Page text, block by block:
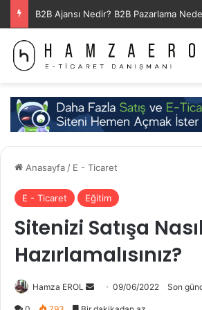
B2B Ajansı Nedir? B2B Pazarlama
Anasayfa/ E - Ticaret
E - Ticaret Eğitim
Sitenizi Satışa Nasıl
Hazırlamalısınız?
Hamza EROL
Bir
09/06/2022 Son